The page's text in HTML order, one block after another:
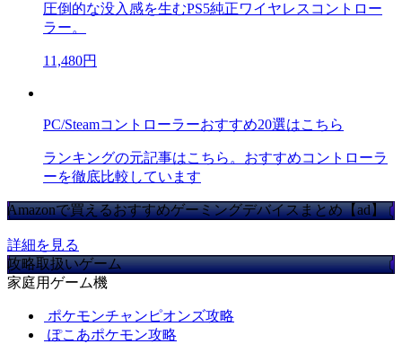
圧倒的な没入感を生むPS5純正ワイヤレスコントロー
ラー。
11,480円
PC/Steamコントローラーおすすめ20選はこちら
ランキングの元記事はこちら。おすすめコントローラ
ーを徹底比較しています
Amazonで買えるおすすめゲーミングデバイスまとめ【ad】
詳細を見る
攻略取扱いゲーム
家庭用ゲーム機
ポケモンチャンピオンズ攻略
ぽこあポケモン攻略